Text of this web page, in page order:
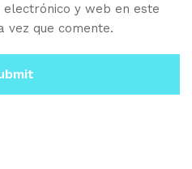
y web en este
vez que comente.